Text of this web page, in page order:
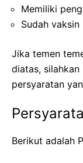
Memiliki
Sudah vaksin
Jika temen
diatas,
persyaratan
Berikut adalah